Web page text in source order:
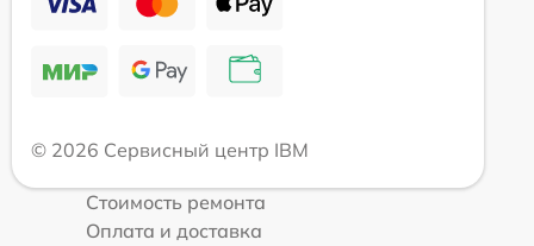
© 2026 Сервисный центр IBM
Стоимость ремонта
Оплата и доставка